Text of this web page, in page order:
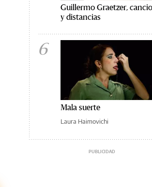
Guillermo Graetzer,
y distancias
6
Mala suerte
Laura Haimovichi